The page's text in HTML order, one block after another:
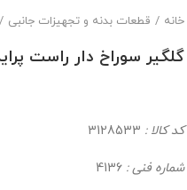
خانه قطعات بدنه و تجهیزات جانبی
گلگیر سوراخ دار راست
کد کالا :
شماره فنی : 4136